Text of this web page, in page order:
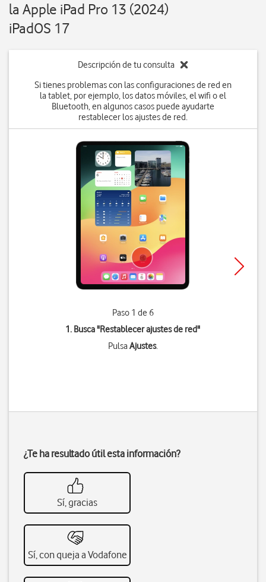
la Apple iPad Pro 13 (2024)
iPadOS 17
Descripción de tu consulta
Si tienes problemas con las configuraciones de red en
la tablet, por ejemplo, los datos móviles, el wifi o el
Bluetooth, en algunos casos puede ayudarte
restablecer los ajustes de red.
Paso 1 de 6
1. Busca "Restablecer ajustes de red"
PulsaAjustes.
¿Te ha resultado útil esta información?
Sí, gracias
Sí, con queja a Vodafone